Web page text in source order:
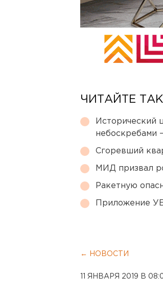
ЧИТАЙТЕ
Исторический
небоскребами
Сгоревший
МИД призвал
Ракетную
Приложение
← НОВОСТИ
11 ЯНВАРЯ 2019 В